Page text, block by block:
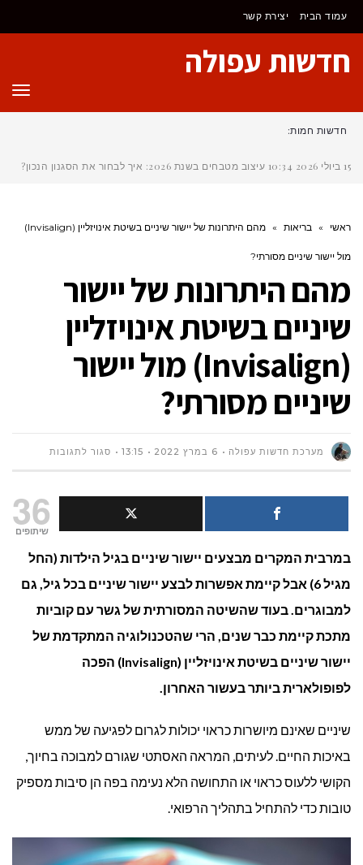
לתוכן
עמוד הבית יצירת קשר
חדשות עפולה
חדשות חמות:
15 ביולי 2026 10:34 עיצוב מטבחים בשנת 2026: איך לבחור את הסגנון הנכון?
ראשי » בריאות » מהם היתרונות של יישור שיניים בשיטת אינויזליין (Invisalign)
מול יישור שיניים מסורתי?
מהם היתרונות של יישור
שיניים בשיטת אינויזליין
(Invisalign) מול יישור
שיניים מסורתי?
מערכת חדשות עפולה 6 במרץ 2022 13:15 סגור לתגובותעל
היתרונות
של
יישור
שיניים
36
שיתופים
במרבית המקרים מבצעים יישור שיניים בגיל הילדות (החל
מגיל 6) אבל קיימת אפשרות לבצע יישור שיניים בכל גיל, גם
למבוגרים. בעוד שהשיטה המסורתית של גשר עם קוביות
מתכת קיימת כבר שנים, הרי שהטכנולוגיה המתקדמת של
יישור שיניים בשיטת אינויזליין (Invisalign) הפכה
לפופולארית ביותר בעשור האחרון.
שיניים שאינם מיושרות כראוי יכולות לגרום לפגיעה של ממש
באיכות החיים. לעיתים, המראה האסתטי שגורם למבוכה בחיוך,
הקושי ללעוס כראוי או התחושה הלא נעימה בפה הן סיבות מספיק
טובות כדי להתחיל בתהליך הרפואי.